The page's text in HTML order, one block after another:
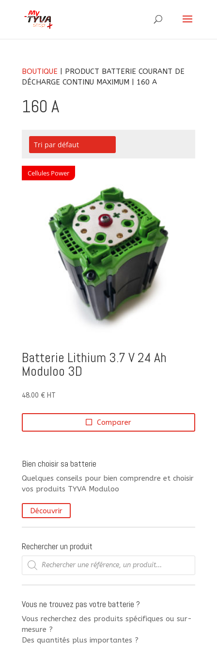
BOUTIQUE | PRODUCT BATTERIE COURANT DE
DÉCHARGE CONTINU MAXIMUM | 160 A
160 A
Cellules Power
Batterie Lithium 3.7 V 24 Ah
Moduloo 3D
48.00 € HT
Comparer
Bien choisir sa batterie
Quelques conseils pour bien comprendre et choisir
vos produits TYVA Moduloo
Découvrir
Rechercher un produit
Recherche
de
produits
Vous ne trouvez pas votre batterie ?
Vous recherchez des produits spécifiques ou sur-
mesure ?
Des quantités plus importantes ?